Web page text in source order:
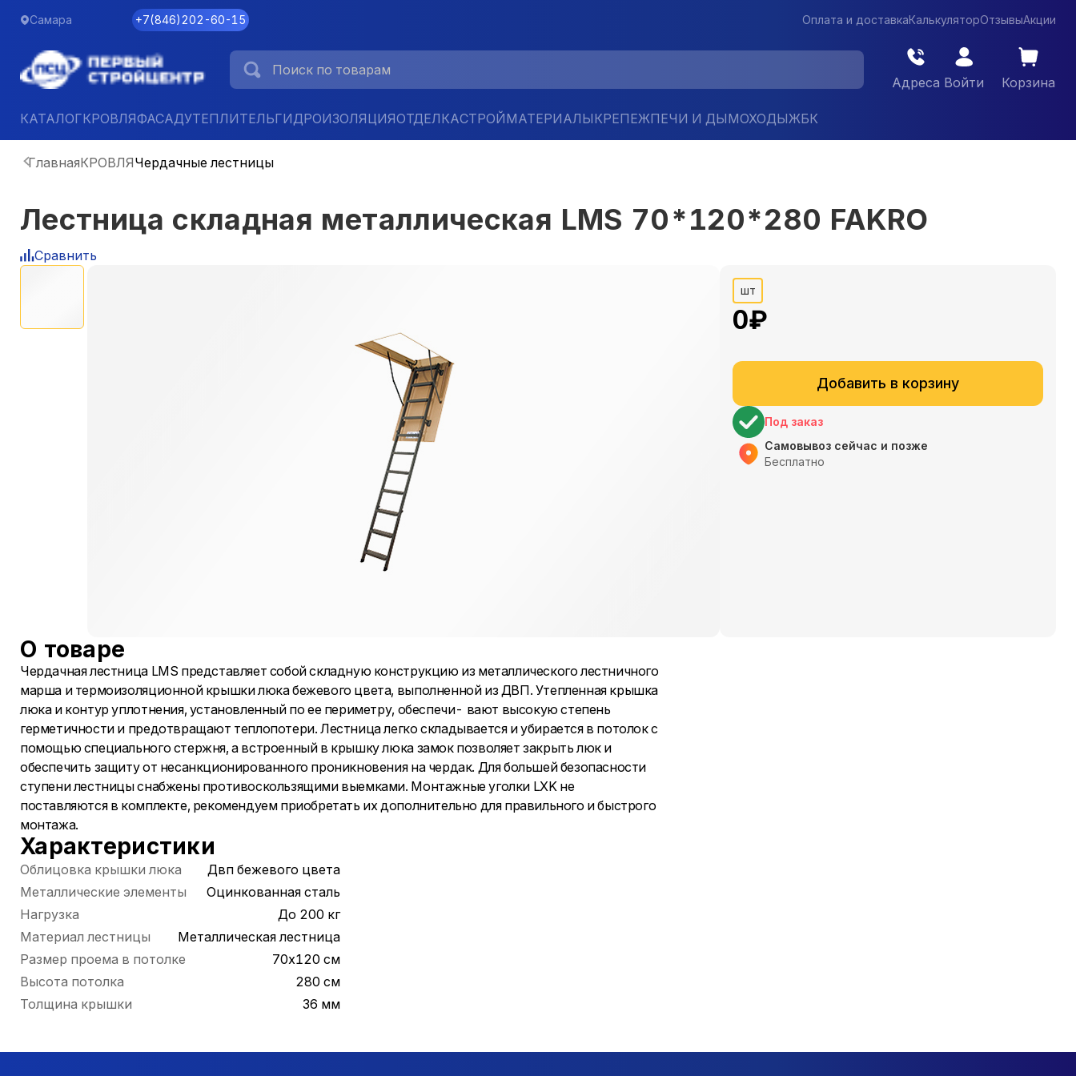
Самара +7(846)202-60-15 Оплата и доставкаКалькуляторОтзывыАкции
Адреса Войти Корзина
КАТАЛОГКРОВЛЯФАСАДУТЕПЛИТЕЛЬГИДРОИЗОЛЯЦИЯОТДЕЛКАСТРОЙМАТЕРИАЛЫКРЕПЕЖПЕЧИ И ДЫМОХОДЫЖБК
ГлавнаяКРОВЛЯЧердачные лестницы
Лестница складная металлическая LMS 70*120*280 FAKRO
Сравнить
шт
0₽
Добавить в корзину
Под заказ
Самовывоз сейчас и позже
Бесплатно
О товаре
Чердачная лестница LMS представляет собой складную конструкцию из металлического лестничного
марша и термоизоляционной крышки люка бежевого цвета, выполненной из ДВП. Утепленная крышка
люка и контур уплотнения, установленный по ее периметру, обеспечи- вают высокую степень
герметичности и предотвращают теплопотери. Лестница легко складывается и убирается в потолок с
помощью специального стержня, а встроенный в крышку люка замок позволяет закрыть люк и
обеспечить защиту от несанкционированного проникновения на чердак. Для большей безопасности
ступени лестницы снабжены противоскользящими выемками. Монтажные уголки LXK не
поставляются в комплекте, рекомендуем приобретать их дополнительно для правильного и быстрого
монтажа.
Характеристики
Облицовка крышки люка
Двп бежевого цвета
Металлические элементы
Оцинкованная сталь
Нагрузка
До 200 кг
Материал лестницы
Металлическая лестница
Размер проема в потолке
70х120 см
Высота потолка
280 см
Толщина крышки
36 мм